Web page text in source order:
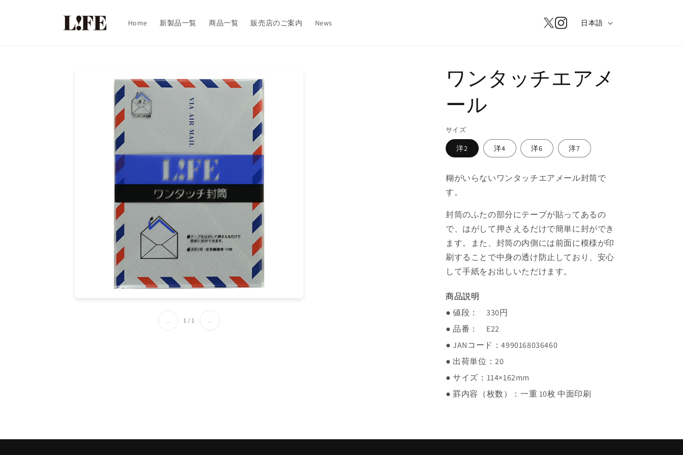
Home 新製品一覧 商品一覧 販売店のご案内 News 言語
日本語
← 1 /の
1 →
ワンタッチエアメ
ール
サイズ
洋2 洋4 洋6 洋7
糊がいらないワンタッチエアメール封筒で
す。
封筒のふたの部分にテープが貼ってあるの
で、はがして押さえるだけで簡単に封ができ
ます。また、封筒の内側には前面に模様が印
刷することで中身の透け防止しており、安心
して手紙をお出しいただけます。
商品説明
● 値段：
330円
● 品番：
E22
● JANコード：4990168036460
● 出荷単位：20
● サイズ： 114×162mm
● 罫内容（枚数）： 一重 10枚 中面印刷